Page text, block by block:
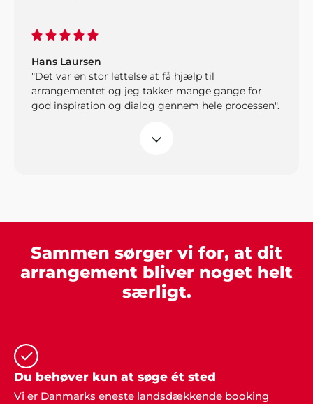
Hans Laursen
"Det var en stor lettelse at få hjælp til
arrangementet og jeg takker mange gange for
god inspiration og dialog gennem hele processen".
Kurt & Jonna, Ålborg
"Tak. Bare tak... Det var fantastisk at få professionel
Martin, Hobro
"Vi leder allerede efter påskud for en ny fest. Tusind
Sammen sørger vi for, at dit
arrangement bliver noget helt
særligt.
Du behøver kun at søge ét sted
Vi er Danmarks eneste landsdækkende booking